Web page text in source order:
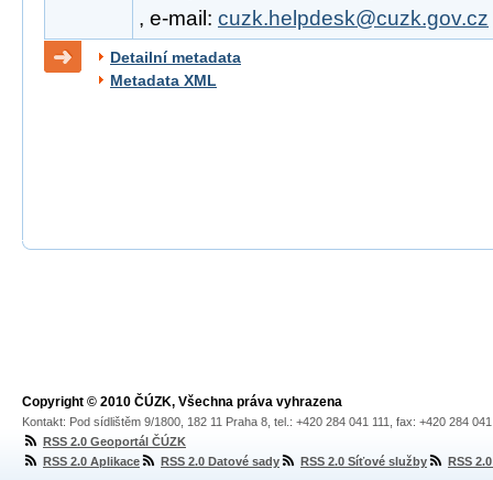
, e-mail: cuzk.helpdesk@cuzk.gov.cz
Detailní metadata
Metadata XML
Copyright © 2010 ČÚZK, Všechna práva vyhrazena
Kontakt: Pod sídlištěm 9/1800, 182 11 Praha 8, tel.: +420 284 041 111, fax: +420 284
RSS 2.0 Geoportál ČÚZK
RSS 2.0 Aplikace
RSS 2.0 Datové sady RSS 2.0 Síťové služby RSS